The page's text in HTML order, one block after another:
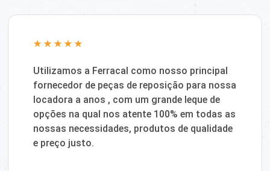
Utilizamos a Ferracal como nosso principal
fornecedor de peças de reposição para nossa
locadora a anos , com um grande leque de
opções na qual nos atente 100% em todas as
nossas necessidades, produtos de qualidade
e preço justo.